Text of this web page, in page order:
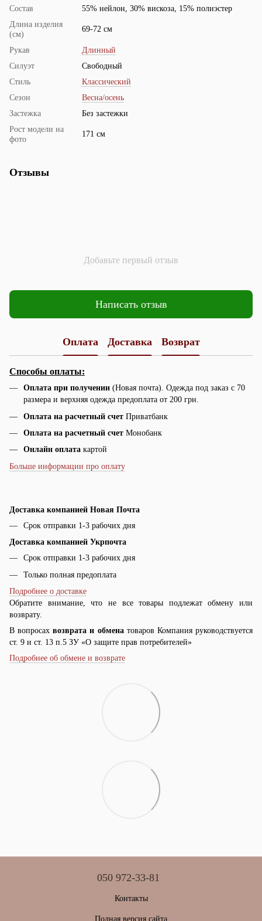
Состав
55% нейлон, 30% вискоза, 15% полиэстер
Длина изделия
(см)
69-72 см
Рукав
Длинный
Силуэт
Свободный
Стиль
Классический
Сезон
Весна/осень
Застежка
Без застежки
Рост модели на
фото
171 см
Отзывы
Добавьте первый отзыв
Написать отзыв
Оплата Доставка Возврат
Способы оплаты:
Оплата при получении (Новая почта). Одежда под заказ с 70
размера и верхняя одежда предоплата от 200 грн.
Оплата на расчетный счет Приватбанк
Оплата на расчетный счет Монобанк
Онлайн оплата картой
Больше информации про оплату
Доставка компанией Новая Почта
Срок отправки 1-3 рабочих дня
Доставка компанией Укрпочта
Срок отправки 1-3 рабочих дня
Только полная предоплата
Подробнее о доставке
Обратите внимание, что не все товары подлежат обмену или
возврату.
В вопросахвозврата и обменатоваров Компания руководствуется
ст. 9 и ст. 13 п.5 ЗУ «О защите прав потребителей»
Подробнее об обмене и возврате
050 972-33-81
Контакты
Полная версия сайта